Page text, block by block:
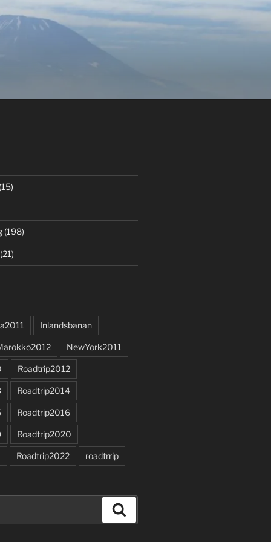
(198)
Inlandsbanan
NewYork2011
Roadtrip2012
Roadtrip2014
Roadtrip2016
Roadtrip2020
Roadtrip2022 roadtrrip